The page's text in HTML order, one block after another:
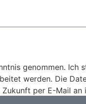
genommen. Ich
werden. Die
per E-Mail